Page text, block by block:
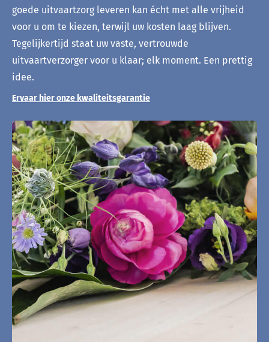
goede uitvaartzorg leveren kan écht met alle vrijheid
voor u om te kiezen, terwijl uw kosten laag blijven.
Tegelijkertijd staat uw vaste, vertrouwde
uitvaartverzorger voor u klaar; elk moment. Een prettig
idee.
Ervaar hier onze kwaliteitsgarantie